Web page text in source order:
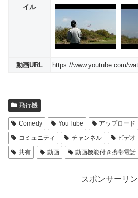
イル
動画URL https://www.youtube.com/
飛行機
Comedy YouTube アップロード
コミュニティ
チャンネル ビデオ
共有
動画 動画機能付き携帯電話
スポンサーリ